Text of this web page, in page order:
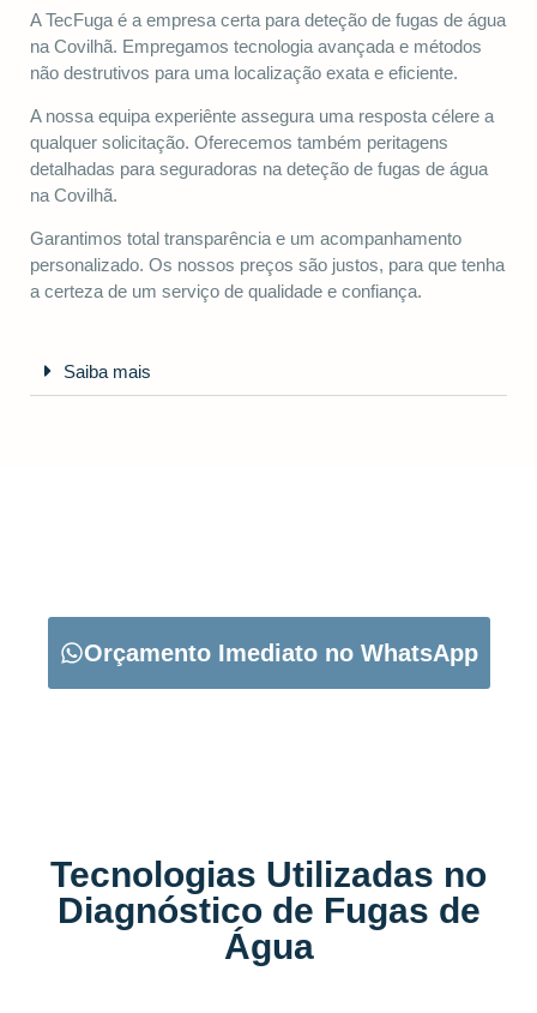
A TecFuga é a empresa certa para deteção de fugas de água
na Covilhã. Empregamos tecnologia avançada e métodos
não destrutivos para uma localização exata e eficiente.
A nossa equipa experiênte assegura uma resposta célere a
qualquer solicitação. Oferecemos também peritagens
detalhadas para seguradoras na deteção de fugas de água
na Covilhã.
Garantimos total transparência e um acompanhamento
personalizado. Os nossos preços são justos, para que tenha
a certeza de um serviço de qualidade e confiança.
Saiba mais
Orçamento Imediato no WhatsApp
Tecnologias Utilizadas no
Diagnóstico de Fugas de
Água